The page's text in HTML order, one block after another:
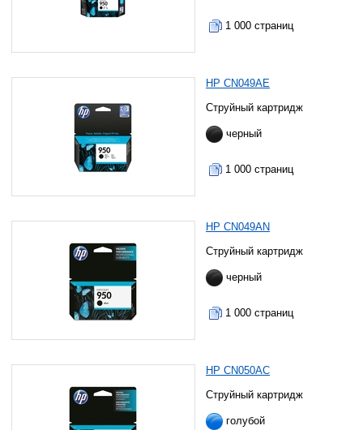
1 000 страниц
HP CN049AE
Струйный картридж
черный
1 000 страниц
HP CN049AN
Струйный картридж
черный
1 000 страниц
HP CN050AC
Струйный картридж
голубой